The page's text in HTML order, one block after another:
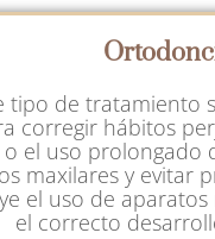
tipo de tratamiento
corregir hábitos
el uso prolongado
maxilares y evitar
el uso de
el correcto